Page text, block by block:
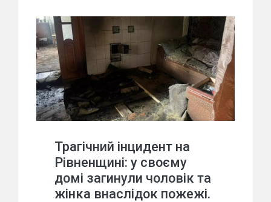
Трагічний інцидент на
Рівненщині: у своєму
домі загинули чоловік та
жінка внаслідок пожежі.